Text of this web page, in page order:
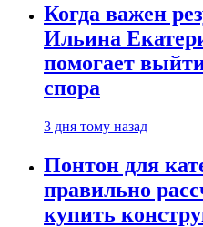
Когда важен
Ильина
помогает
спора
3 дня тому назад
Понтон для
правильно
купить